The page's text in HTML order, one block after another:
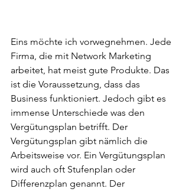
Eins möchte ich vorwegnehmen. Jede
Firma, die mit Network Marketing
arbeitet, hat meist gute Produkte. Das
ist die Voraussetzung, dass das
Business funktioniert. Jedoch gibt es
immense Unterschiede was den
Vergütungsplan betrifft. Der
Vergütungsplan gibt nämlich die
Arbeitsweise vor. Ein Vergütungsplan
wird auch oft Stufenplan oder
Differenzplan genannt. Der